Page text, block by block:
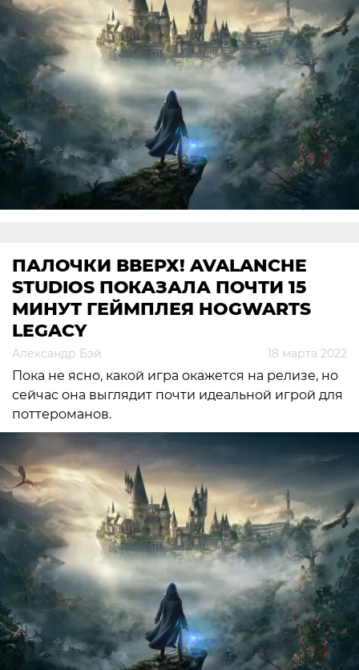
ПАЛОЧКИ ВВЕРХ! AVALANCHE
STUDIOS ПОКАЗАЛА ПОЧТИ 15
МИНУТ ГЕЙМПЛЕЯ HOGWARTS
LEGACY
Александр Бэй 18 марта 2022
Пока не ясно, какой игра окажется на релизе, но
сейчас она выглядит почти идеальной игрой для
поттероманов.